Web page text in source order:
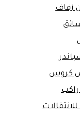
زفاف
كروس